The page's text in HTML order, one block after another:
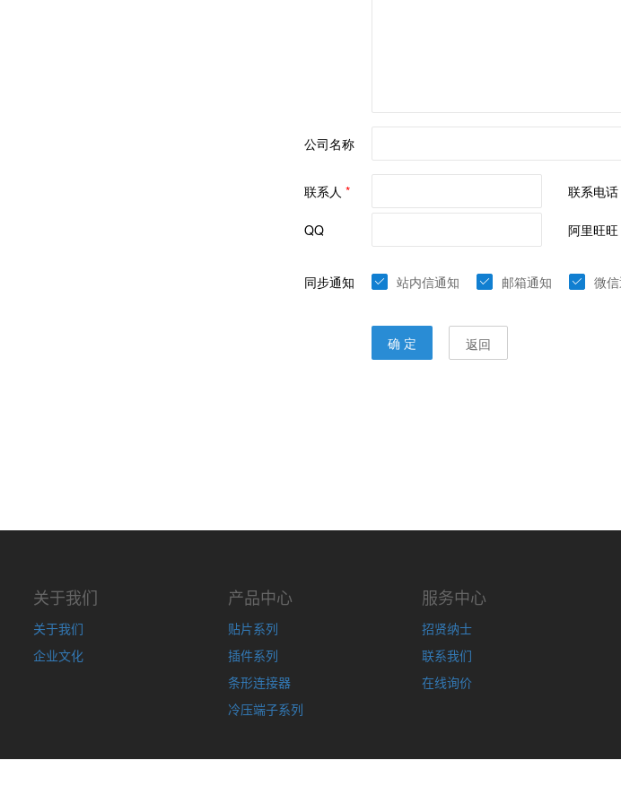
关于我们
关于我们
企业文化
产品中心
贴片系列
插件系列
条形连接器
冷压端子系列
服务中心
招贤纳士
联系我们
在线询价